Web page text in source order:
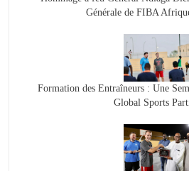
Générale de FIBA
Formation des Entraîneurs : Une
Global Sports